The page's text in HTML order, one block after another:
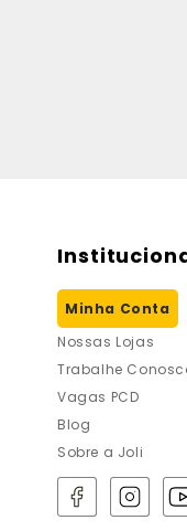
Minha Conta
Nossas Lojas
Trabalhe
Vagas PCD
Blog
Sobre a Joli